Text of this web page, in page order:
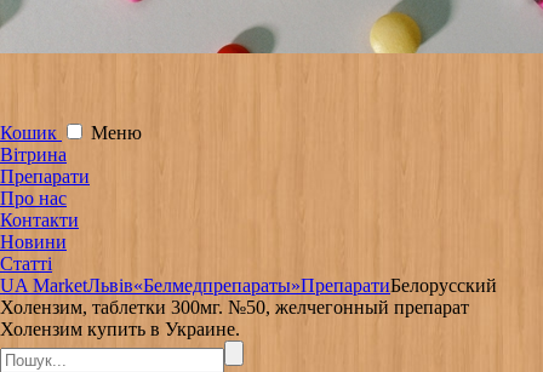
Кошик
Меню
Вітрина
Препарати
Про нас
Контакти
Новини
Статті
UA MarketЛьвів«Белмедпрепараты»ПрепаратиБелорусский
Холензим, таблетки 300мг. №50, желчегонный препарат
Холензим купить в Украине.